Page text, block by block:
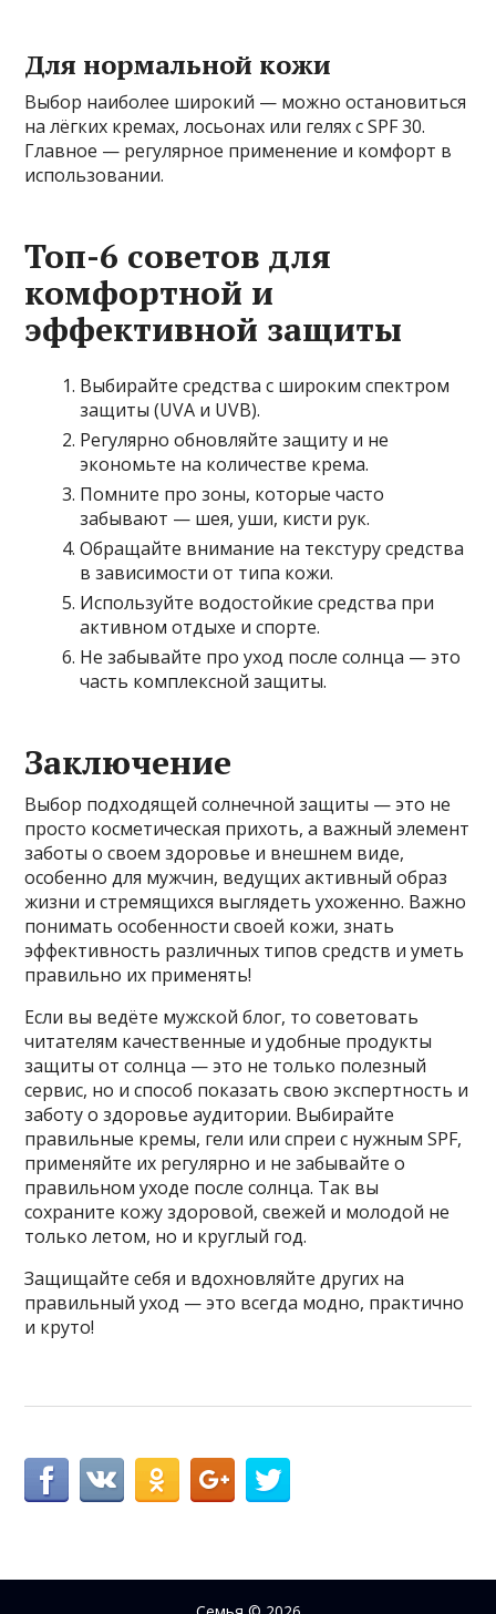
Для нормальной кожи
Выбор наиболее широкий — можно остановиться
на лёгких кремах, лосьонах или гелях с SPF 30.
Главное — регулярное применение и комфорт в
использовании.
Топ-6 советов для
комфортной и
эффективной защиты
Выбирайте средства с широким спектром
защиты (UVA и UVB).
Регулярно обновляйте защиту и не
экономьте на количестве крема.
Помните про зоны, которые часто
забывают — шея, уши, кисти рук.
Обращайте внимание на текстуру средства
в зависимости от типа кожи.
Используйте водостойкие средства при
активном отдыхе и спорте.
Не забывайте про уход после солнца — это
часть комплексной защиты.
Заключение
Выбор подходящей солнечной защиты — это не
просто косметическая прихоть, а важный элемент
заботы о своем здоровье и внешнем виде,
особенно для мужчин, ведущих активный образ
жизни и стремящихся выглядеть ухоженно. Важно
понимать особенности своей кожи, знать
эффективность различных типов средств и уметь
правильно их применять!
Если вы ведёте мужской блог, то советовать
читателям качественные и удобные продукты
защиты от солнца — это не только полезный
сервис, но и способ показать свою экспертность и
заботу о здоровье аудитории. Выбирайте
правильные кремы, гели или спреи с нужным SPF,
применяйте их регулярно и не забывайте о
правильном уходе после солнца. Так вы
сохраните кожу здоровой, свежей и молодой не
только летом, но и круглый год.
Защищайте себя и вдохновляйте других на
правильный уход — это всегда модно, практично
и круто!